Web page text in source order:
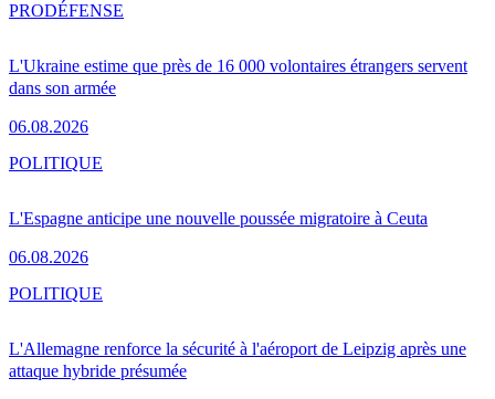
L'Ukraine estime que près de 16 000 volontaires étrangers servent
dans son armée
06.08.2026
PRODÉFENSE
L'Espagne anticipe une nouvelle poussée migratoire à Ceuta
06.08.2026
POLITIQUE
L'Allemagne renforce la sécurité à l'aéroport de Leipzig après une
attaque hybride présumée
POLITIQUE